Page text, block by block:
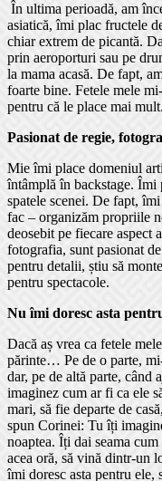
În ultima perioadă, am
asiatică, îmi plac fructele
chiar extrem de picantă.
prin aeroporturi sau pe
la mama acasă. De fapt,
foarte bine. Fetele mele
pentru că le place mai mult.
Pasionat de regie,
Mie îmi place domeniul
întâmplă în backstage. Îmi
spatele scenei. De fapt,
fac – organizăm propriile
deosebit pe fiecare aspect
fotografia, sunt pasionat
pentru detalii, știu să
pentru spectacole.
Nu îmi doresc asta
Dacă aș vrea ca fetele
părinte… Pe de o parte,
dar, pe de altă parte, când
imaginez cum ar fi ca ele
mari, să fie departe de
spun Corinei: Tu îți
noaptea. Îți dai seama
acea oră, să vină dintr-un
îmi doresc asta pentru ele,